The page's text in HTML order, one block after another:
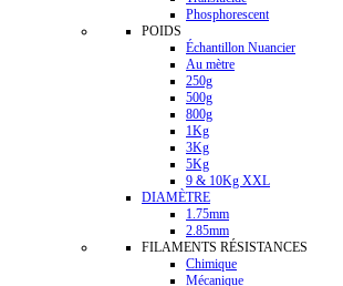
Phosphorescent
POIDS
Échantillon Nuancier
Au mètre
250g
500g
800g
1Kg
3Kg
5Kg
9 & 10Kg XXL
DIAMÈTRE
1.75mm
2.85mm
FILAMENTS RÉSISTANCES
Chimique
Mécanique